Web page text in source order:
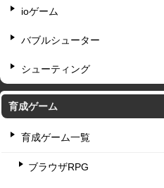
ioゲーム
バブルシューター
シューティング
育成ゲーム
育成ゲーム一覧
ブラウザRPG